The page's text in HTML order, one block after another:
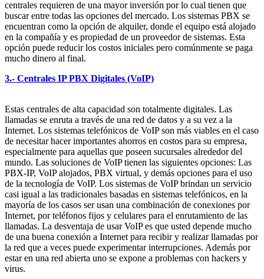
centrales requieren de una mayor inversión por lo cual tienen que
buscar entre todas las opciones del mercado. Los sistemas PBX se
encuentran como la opción de alquiler, donde el equipo está alojado
en la compañía y es propiedad de un proveedor de sistemas. Esta
opción puede reducir los costos iniciales pero comúnmente se paga
mucho dinero al final.
3.- Centrales IP PBX Digitales (VoIP)
Estas centrales de alta capacidad son totalmente digitales. Las
llamadas se enruta a través de una red de datos y a su vez a la
Internet. Los sistemas telefónicos de VoIP son más viables en el caso
de necesitar hacer importantes ahorros en costos para su empresa,
especialmente para aquellas que poseen sucursales alrededor del
mundo. Las soluciones de VoIP tienen las siguientes opciones: Las
PBX-IP, VoIP alojados, PBX virtual, y demás opciones para el uso
de la tecnología de VoIP. Los sistemas de VoIP brindan un servicio
casi igual a las tradicionales basadas en sistemas telefónicos, en la
mayoría de los casos ser usan una combinación de conexiones por
Internet, por teléfonos fijos y celulares para el enrutamiento de las
llamadas. La desventaja de usar VoIP es que usted depende mucho
de una buena conexión a Internet para recibir y realizar llamadas por
la red que a veces puede experimentar interrupciones. Además por
estar en una red abierta uno se expone a problemas con hackers y
virus.